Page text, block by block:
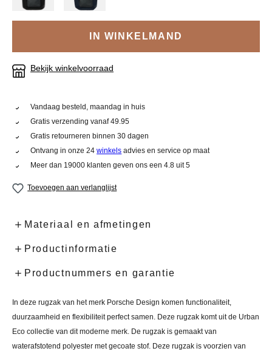
IN WINKELMAND
Bekijk winkelvoorraad
Vandaag besteld, maandag in huis
Gratis verzending vanaf 49.95
Gratis retourneren binnen 30 dagen
Ontvang in onze 24winkels advies en service op maat
Meer dan 19000 klanten geven ons een 4.8 uit 5
Toevoegen aan verlanglijst
Materiaal en afmetingen
Productinformatie
Productnummers en garantie
In deze rugzak van het merk Porsche Design komen functionaliteit,
duurzaamheid en flexibiliteit perfect samen. Deze rugzak komt uit de Urban
Eco collectie van dit moderne merk. De rugzak is gemaakt van
waterafstotend polyester met gecoate stof. Deze rugzak is voorzien van